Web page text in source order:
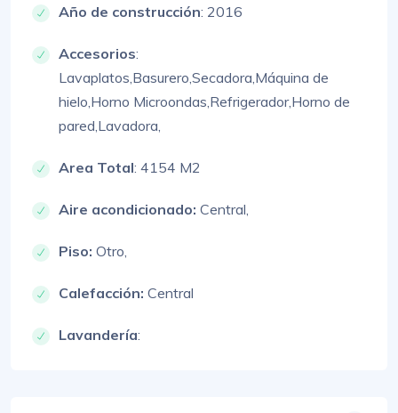
Año de construcción: 2016
Accesorios:
Lavaplatos,Basurero,Secadora,Máquina de
hielo,Horno Microondas,Refrigerador,Horno de
pared,Lavadora,
Area Total: 4154 M2
Aire acondicionado: Central,
Piso: Otro,
Calefacción: Central
Lavandería: